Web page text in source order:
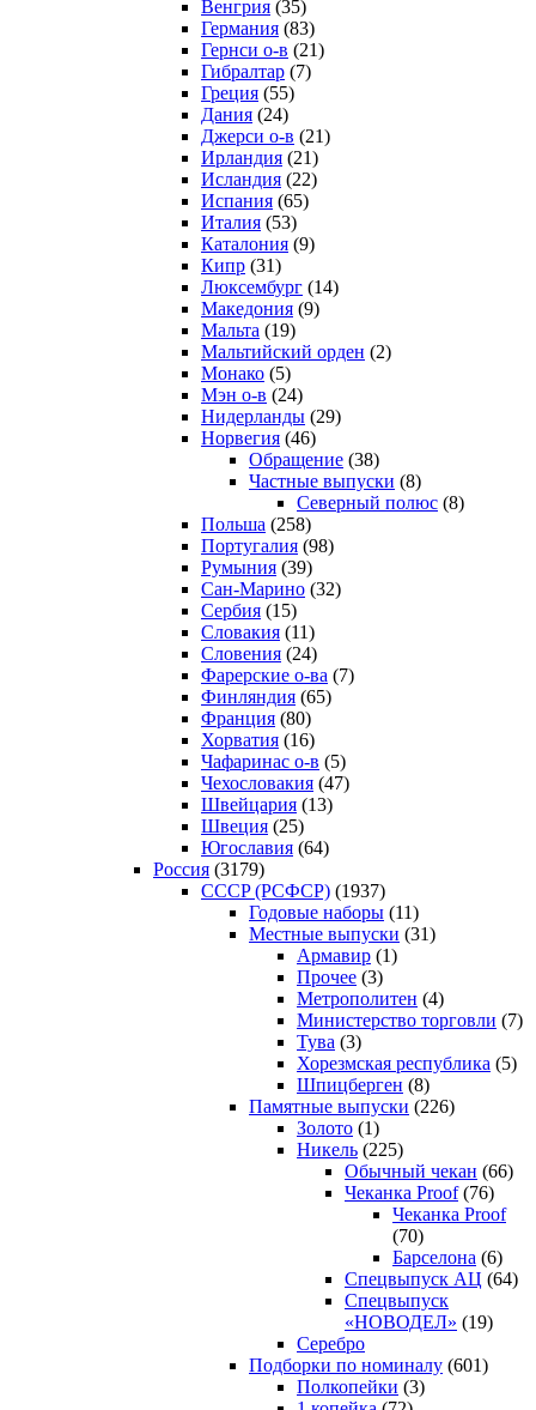
Венгрия (35)
Германия (83)
Гернси о-в (21)
Гибралтар (7)
Греция (55)
Дания (24)
Джерси о-в (21)
Ирландия (21)
Исландия (22)
Испания (65)
Италия (53)
Каталония (9)
Кипр (31)
Люксембург (14)
Македония (9)
Мальта (19)
Мальтийский орден (2)
Монако (5)
Мэн о-в (24)
Нидерланды (29)
Норвегия (46)
Обращение (38)
Частные выпуски (8)
Северный полюс (8)
Польша (258)
Португалия (98)
Румыния (39)
Сан-Марино (32)
Сербия (15)
Словакия (11)
Словения (24)
Фарерские о-ва (7)
Финляндия (65)
Франция (80)
Хорватия (16)
Чафаринас о-в (5)
Чехословакия (47)
Швейцария (13)
Швеция (25)
Югославия (64)
Россия (3179)
CCCP (РСФСР) (1937)
Годовые наборы (11)
Местные выпуски (31)
Армавир (1)
Прочее (3)
Метрополитен (4)
Министерство торговли (7)
Тува (3)
Хорезмская республика (5)
Шпицберген (8)
Памятные выпуски (226)
Золото (1)
Никель (225)
Обычный чекан (66)
Чеканка Proof(76)
Чеканка Proof
(70)
Барселона (6)
Спецвыпуск АЦ (64)
Спецвыпуск
«НОВОДЕЛ» (19)
Серебро
Подборки по номиналу (601)
Полкопейки (3)